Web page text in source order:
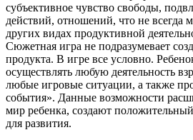
субъективное чувство свободы,
действий, отношений, что не всегда
других видах продуктивной
Сюжетная игра не подразумевает
продукта. В игре все условно.
осуществлять любую деятельность
любые игровые ситуации, а также
события». Данные возможности
мир ребенка, создают
для развития.